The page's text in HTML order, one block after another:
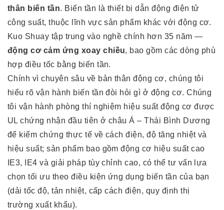
thân biến tần. Biến tần là thiết bị dẫn động điện tử
công suất, thuộc lĩnh vực sản phẩm khác với động cơ.
Kuo Shuay tập trung vào nghề chính hơn 35 năm —
động cơ cảm ứng xoay chiều, bao gồm các dòng phù
hợp điều tốc bằng biến tần.
Chính vì chuyên sâu về bản thân động cơ, chúng tôi
hiểu rõ vận hành biến tần đòi hỏi gì ở động cơ. Chúng
tôi vận hành phòng thí nghiệm hiệu suất động cơ được
UL chứng nhận đầu tiên ở châu Á – Thái Bình Dương
để kiểm chứng thực tế về cách điện, độ tăng nhiệt và
hiệu suất; sản phẩm bao gồm động cơ hiệu suất cao
IE3, IE4 và giải pháp tùy chỉnh cao, có thể tư vấn lựa
chọn tối ưu theo điều kiện ứng dụng biến tần của bạn
(dải tốc độ, tản nhiệt, cấp cách điện, quy định thị
trường xuất khẩu).